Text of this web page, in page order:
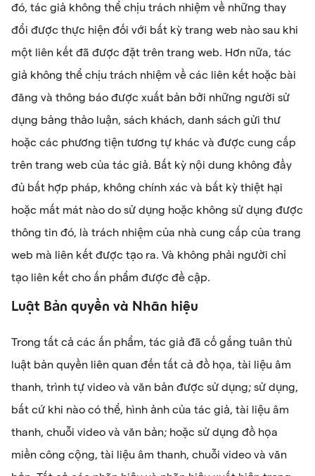
đó, tác giả không thể chịu trách nhiệm về những thay
đổi được thực hiện đối với bất kỳ trang web nào sau khi
một liên kết đã được đặt trên trang web. Hơn nữa, tác
giả không thể chịu trách nhiệm về các liên kết hoặc bài
đăng và thông báo được xuất bản bởi những người sử
dụng bảng thảo luận, sách khách, danh sách gửi thư
hoặc các phương tiện tương tự khác và được cung cấp
trên trang web của tác giả. Bất kỳ nội dung không đầy
đủ bất hợp pháp, không chính xác và bất kỳ thiệt hại
hoặc mất mát nào do sử dụng hoặc không sử dụng được
thông tin đó, là trách nhiệm của nhà cung cấp của trang
web mà liên kết được tạo ra. Và không phải người chỉ
tạo liên kết cho ấn phẩm được đề cập.
Luật Bản quyền và Nhãn hiệu
Trong tất cả các ấn phẩm, tác giả đã cố gắng tuân thủ
luật bản quyền liên quan đến tất cả đồ họa, tài liệu âm
thanh, trình tự video và văn bản được sử dụng; sử dụng,
bất cứ khi nào có thể, hình ảnh của tác giả, tài liệu âm
thanh, chuỗi video và văn bản; hoặc sử dụng đồ họa
miền công cộng, tài liệu âm thanh, chuỗi video và văn